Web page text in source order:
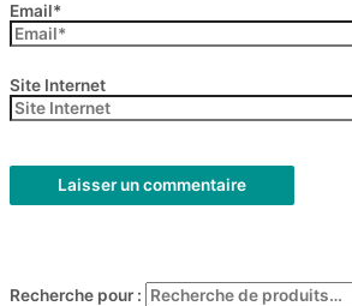
Email*
Site Internet
Recherche pour :